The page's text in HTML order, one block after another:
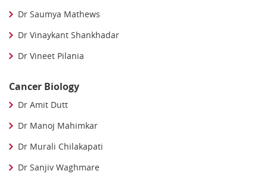
Dr Saumya Mathews
Dr Vinaykant Shankhadar
Dr Vineet Pilania
Cancer Biology
Dr Amit Dutt
Dr Manoj Mahimkar
Dr Murali Chilakapati
Dr Sanjiv Waghmare